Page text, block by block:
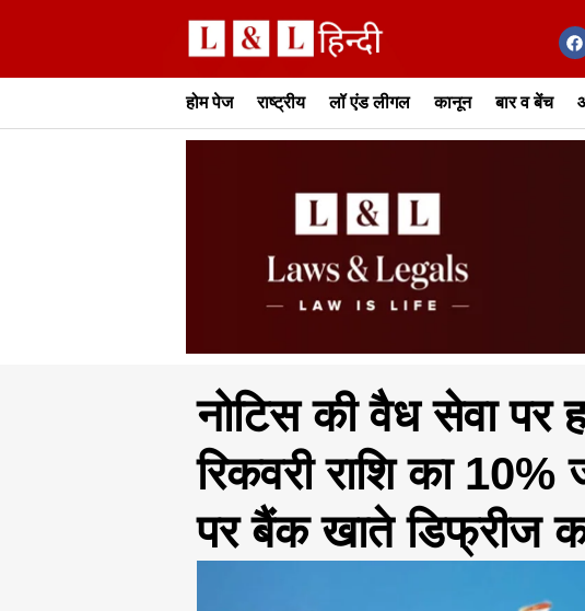
होम पेज राष्ट्रीय लॉ एंड लीगल कानून बार व बेंच
नोटिस की वैध सेवा पर
रिकवरी राशि का 10%
पर बैंक खाते डिफ्रीज